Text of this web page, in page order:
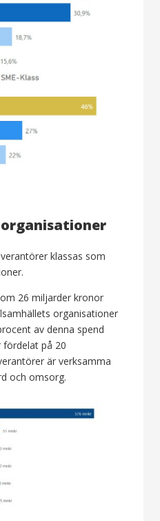
klassas som
26 miljarder kronor
organisationer
av denna spend
på 20
är verksamma
och omsorg.